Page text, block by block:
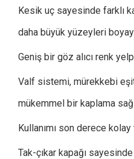
Kesik uç sayesinde farklı
daha büyük yüzeyleri
Geniş bir göz alıcı renk
Valf sistemi, mürekkebi
mükemmel bir kaplama
Kullanımı son derece kolay
Tak-çıkar kapağı